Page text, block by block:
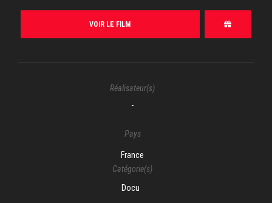
VOIR LE FILM
Réalisateur(s)
-
Pays
France
Catégorie(s)
Docu